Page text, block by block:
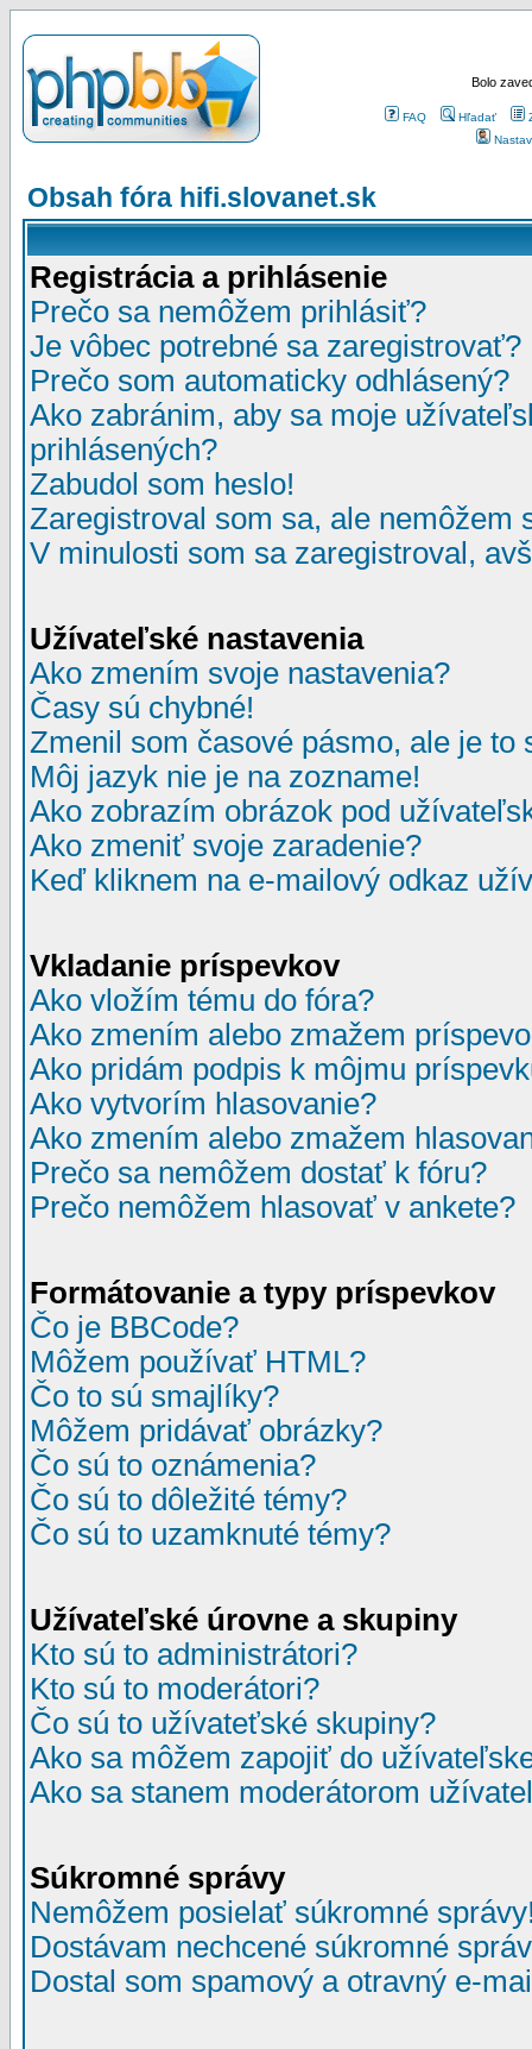
Bolo
FAQ Hľadať
Obsah fóra hifi.slovanet.sk
Registrácia a prihlásenie
Prečo sa nemôžem prihlásiť?
Je vôbec potrebné sa zaregistrovať?
Prečo som automaticky odhlásený?
Ako zabránim, aby sa moje
prihlásených?
Zabudol som heslo!
Zaregistroval som sa, ale nemôžem
V minulosti som sa zaregistroval,
Užívateľské nastavenia
Ako zmením svoje nastavenia?
Časy sú chybné!
Zmenil som časové pásmo, ale je to
Môj jazyk nie je na zozname!
Ako zobrazím obrázok pod
Ako zmeniť svoje zaradenie?
Keď kliknem na e-mailový odkaz
Vkladanie príspevkov
Ako vložím tému do fóra?
Ako zmením alebo zmažem
Ako pridám podpis k môjmu
Ako vytvorím hlasovanie?
Ako zmením alebo zmažem
Prečo sa nemôžem dostať k fóru?
Prečo nemôžem hlasovať v ankete?
Formátovanie a typy príspevkov
Čo je BBCode?
Môžem používať HTML?
Čo to sú smajlíky?
Môžem pridávať obrázky?
Čo sú to oznámenia?
Čo sú to dôležité témy?
Čo sú to uzamknuté témy?
Užívateľské úrovne a skupiny
Kto sú to administrátori?
Kto sú to moderátori?
Čo sú to užívateťské skupiny?
Ako sa môžem zapojiť do
Ako sa stanem moderátorom
Súkromné správy
Nemôžem posielať súkromné
Dostávam nechcené súkromné
Dostal som spamový a otravný e-